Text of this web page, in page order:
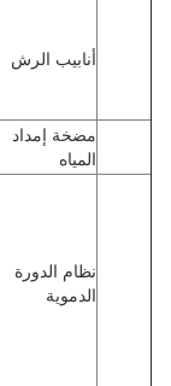
أنابيب الرش
مضخة إمداد
المياه
نظام الدورة
الدموية